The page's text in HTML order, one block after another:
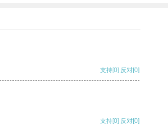
支持[0] 反对[0]
支持[0] 反对[0]